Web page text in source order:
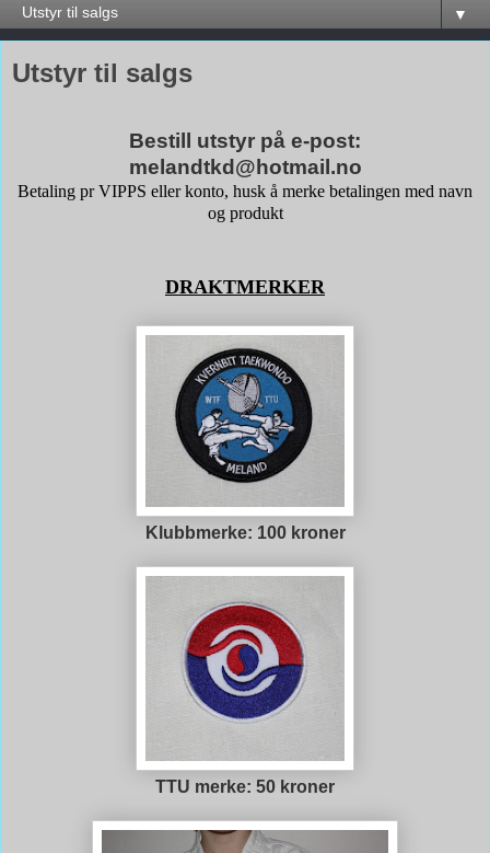
▼
Utstyr til salgs
Bestill utstyr på e-post:
melandtkd@hotmail.no
Betaling pr VIPPS eller konto, husk å merke betalingen med navn
og produkt
DRAKTMERKER
Klubbmerke: 100 kroner
TTU merke: 50 kroner